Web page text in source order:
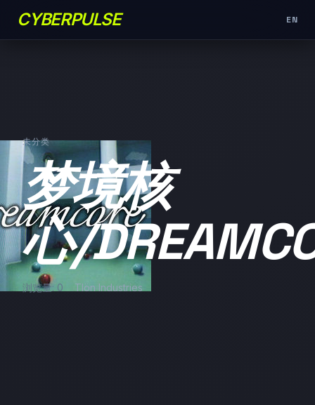
CYBERPULSE EN
未分类
梦境核
心/
浏览量: 0 Tlön Industries